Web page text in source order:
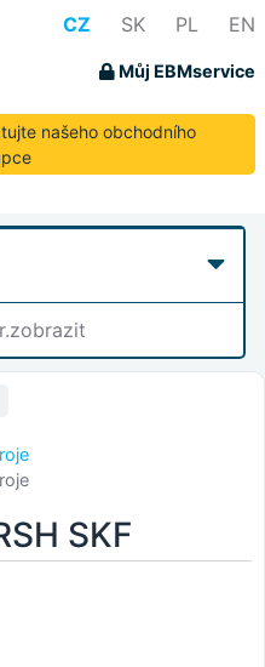
CZ SK PL EN
Můj EBMservice
našeho obchodního
SKF